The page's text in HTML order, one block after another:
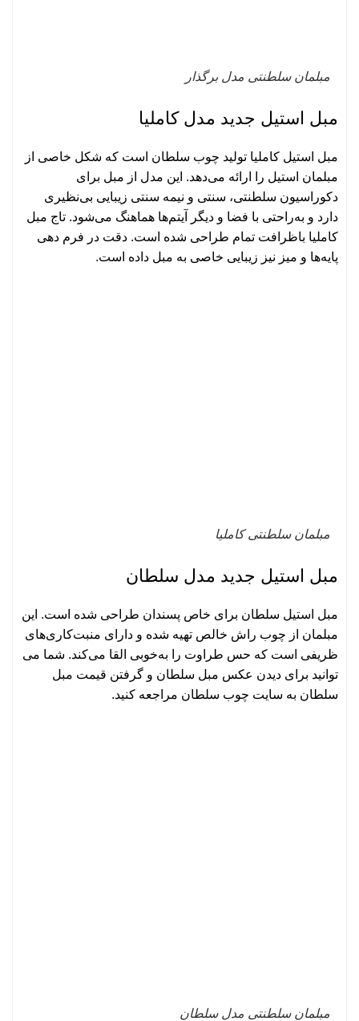
مبلمان سلطنتی مدل برگذار
مبل استیل جدید مدل کاملیا
مبل استیل کاملیا تولید چوب سلطان است که شکل خاصی از
مبلمان استیل را ارائه می‌دهد. این مدل از مبل برای
دکوراسیون سلطنتی، سنتی و نیمه سنتی زیبایی بی‌نظیری
دارد و به‌راحتی با فضا و دیگر آیتم‌ها هماهنگ می‌شود. تاج مبل
کاملیا باظرافت تمام طراحی شده است. دقت در فرم دهی
پایه‌ها و میز نیز زیبایی خاصی به مبل داده است.
مبلمان سلطنتی کاملیا
مبل استیل جدید مدل سلطان
مبل استیل سلطان برای خاص‌ پسندان طراحی شده است. این
مبلمان از چوب راش خالص تهیه شده و دارای منبت‌کاری‌های
ظریفی است که حس طراوت را به‌خوبی القا می‌کند. شما می
توانید برای دیدن عکس مبل سلطان و گرفتن قیمت مبل
سلطان به سایت چوب سلطان مراجعه کنید.
مبلمان سلطنتی مدل سلطان